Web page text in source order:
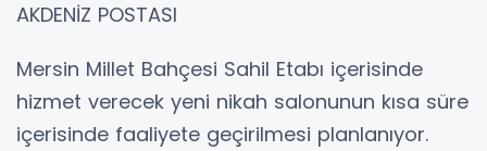
AKDENİZ POSTASI
Mersin Millet Bahçesi Sahil Etabı içerisinde
hizmet verecek yeni nikah salonunun kısa süre
içerisinde faaliyete geçirilmesi planlanıyor.